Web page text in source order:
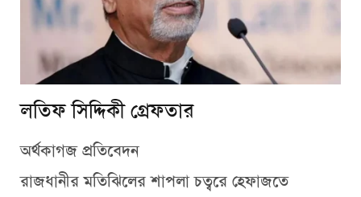
লতিফ সিদ্দিকী গ্রেফতার
অর্থকাগজ প্রতিবেদন
রাজধানীর মতিঝিলের শাপলা চত্বরে হেফাজতে